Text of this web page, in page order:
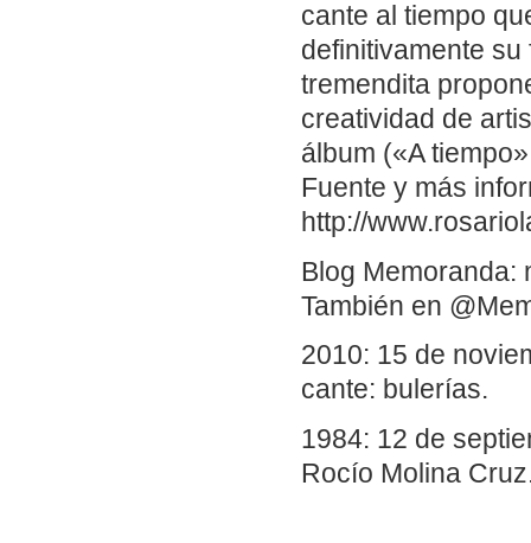
cante al tiempo
definitivamente
tremendita
creatividad de
álbum («A
Fuente y más
http://
Blog Memoranda:
También en
2010: 15 de
cante: bulerías.
1984: 12 de
Rocío Molina